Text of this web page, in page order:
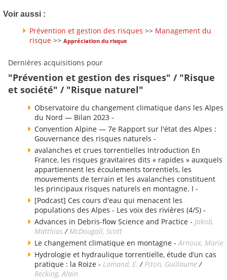
Voir aussi :
Prévention et gestion des risques >> Management du
risque >> Appréciation du risque
Dernières acquisitions pour
"Prévention et gestion des risques" / "Risque
et société" / "Risque naturel"
Observatoire du changement climatique dans les Alpes
du Nord — Bilan 2023 -
Convention Alpine — 7e Rapport sur l'état des Alpes :
Gouvernance des risques naturels -
avalanches et crues torrentielles Introduction En
France, les risques gravitaires dits « rapides » auxquels
appartiennent les écoulements torrentiels, les
mouvements de terrain et les avalanches constituent
les principaux risques naturels en montagne. I -
[Podcast] Ces cours d'eau qui menacent les
populations des Alpes - Les voix des rivières (4/5) -
Advances in Debris-flow Science and Practice - Jakob,
Matthias/McDougall, Scott
Le changement climatique en montagne -Arnoux, Marie
Hydrologie et hydraulique torrentielle, étude d’un cas
pratique : la Roize - Lamand, E. / Piton, Guillaume/
Recking, Alain